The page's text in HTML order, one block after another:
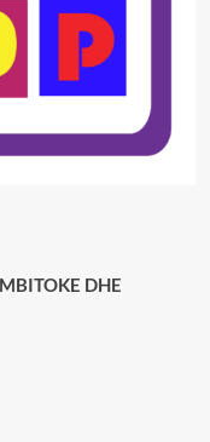
DHE